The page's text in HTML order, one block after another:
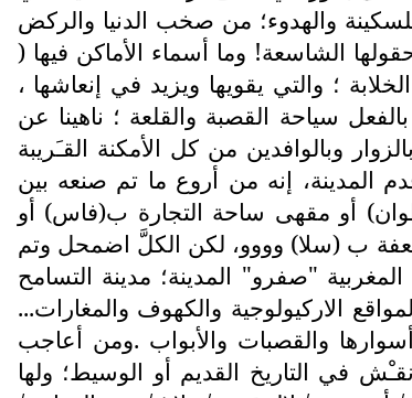
والهدوء؛ من صخب الدنيا والركض
الشاسعة! وما أسماء الأماكن فيها (
؛ والتي يقويها ويزيد في إنعاشها ،
سياحة القصبة والقلعة ؛ ناهينا عن
وبالوافدين من كل الأمكنة القـَريبة
المدينة، إنه من أروع ما تم صنعه بين
أو مقهى ساحة التجارة ب(فاس) أو
ب (سلا) وووو، لكن الكلَّ اضمحل وتم
"صفرو" المدينة؛ مدينة التسامح
الاركيولوجية والكهوف والمغارات...
أسوارها والقصبات والأبواب .ومن أعاجب
في التاريخ القديم أو الوسيط؛ ولها